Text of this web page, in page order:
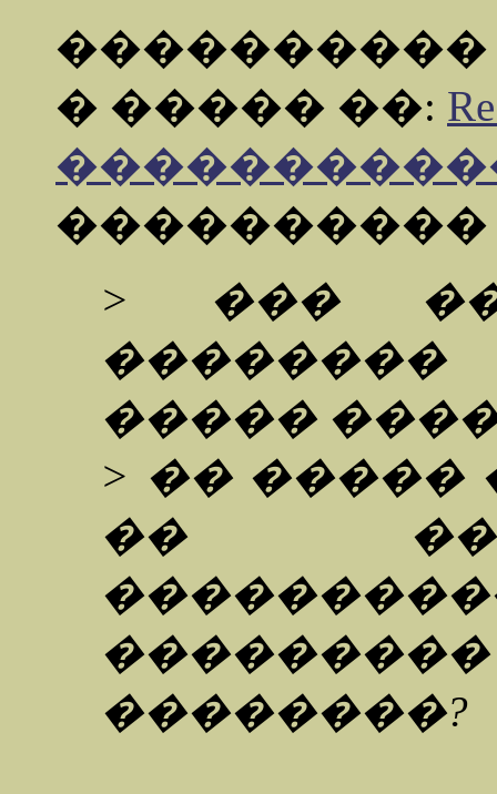
� ����� ��:
> ���
�����
> �� �����
��
��������?